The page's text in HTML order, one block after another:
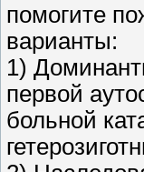
помогите
варианты:
1)
первой
больной